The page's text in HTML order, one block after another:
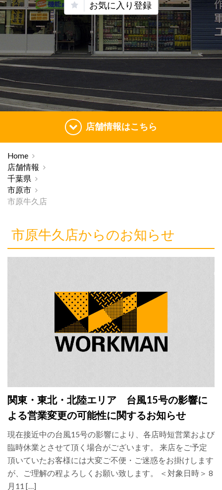
お気に入り登録
店舗情報はこちら
Home
店舗情報
千葉県
市原市
市原牛久店
市原牛久店からのお知らせ
関東・東北・北陸エリア 台風15号の影響に
よる営業変更の可能性に関するお知らせ
現在接近中の台風15号の影響により、各店時短営業および
臨時休業とさせて頂く場合がございます。 来店をご予定
頂いていたお客様には大変ご不便・ご迷惑をお掛けします
が、ご理解の程よろしくお願い致します。 ＜対象日時＞ 8
月11 […]